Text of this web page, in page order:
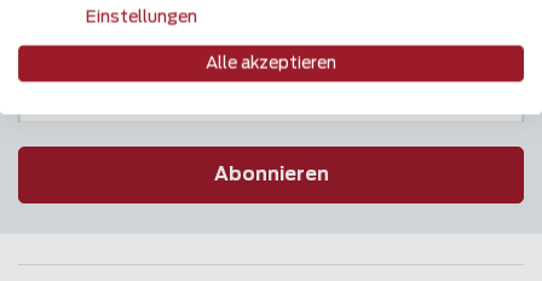
Newsletter
Abonnieren
Einstellungen
Alle akzeptieren